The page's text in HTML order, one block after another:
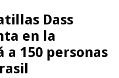
Dass
en la
150 personas